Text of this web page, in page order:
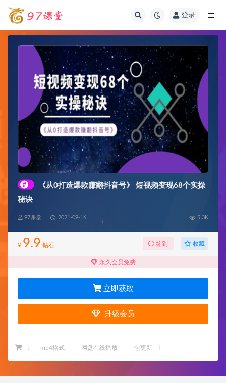
登录
#
《从0打造爆款赚翻抖音号》 短视频变现68个实操
秘诀
97课堂 2021-09-16 5.3K
¥ 9.9 钻石 签到 收藏
永久会员免费
立即获取
升级会员
： mp4格式 网盘在线播放 包更新